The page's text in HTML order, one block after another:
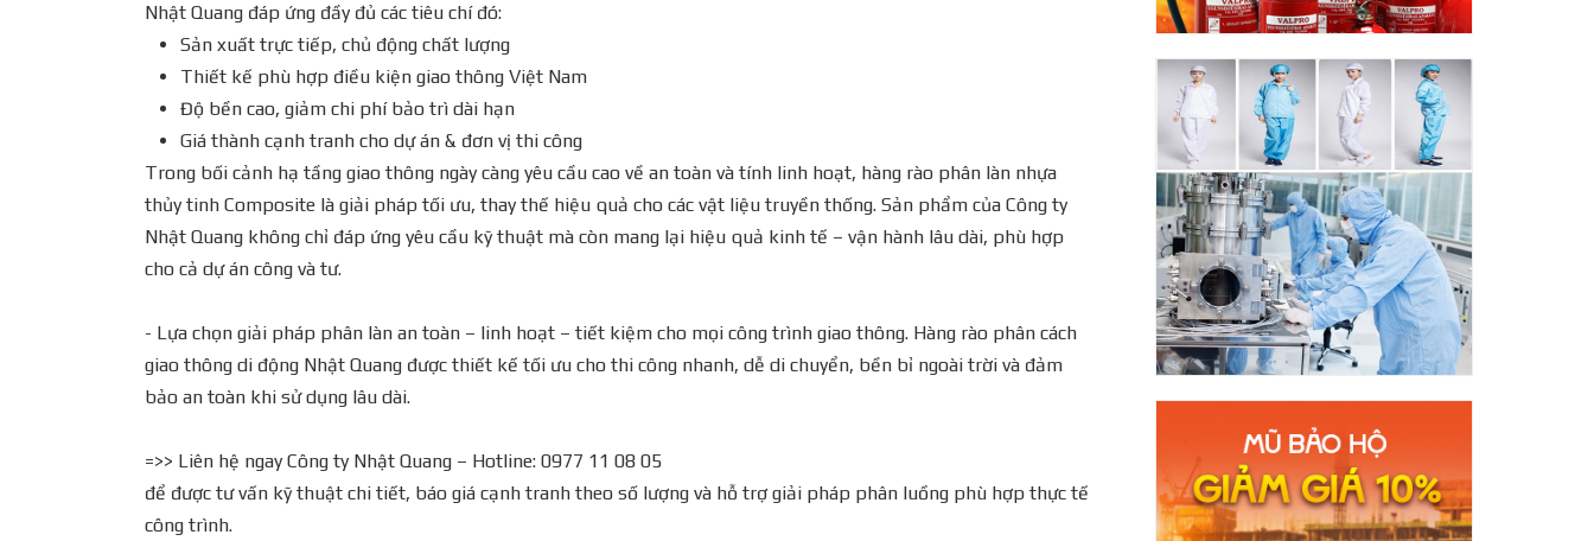
Nhật Quang đáp ứng đầy đủ các tiêu chí đó:
Sản xuất trực tiếp, chủ động chất lượng
Thiết kế phù hợp điều kiện giao thông Việt Nam
Độ bền cao, giảm chi phí bảo trì dài hạn
Giá thành cạnh tranh cho dự án & đơn vị thi công
Trong bối cảnh hạ tầng giao thông ngày càng yêu cầu cao về an toàn và tính linh hoạt, hàng rào phân làn nhựa
thủy tinh Composite là giải pháp tối ưu, thay thế hiệu quả cho các vật liệu truyền thống. Sản phẩm của Công ty
Nhật Quang không chỉ đáp ứng yêu cầu kỹ thuật mà còn mang lại hiệu quả kinh tế – vận hành lâu dài, phù hợp
cho cả dự án công và tư.
- Lựa chọn giải pháp phân làn an toàn – linh hoạt – tiết kiệm cho mọi công trình giao thông. Hàng rào phân cách
giao thông di động Nhật Quang được thiết kế tối ưu cho thi công nhanh, dễ di chuyển, bền bỉ ngoài trời và đảm
bảo an toàn khi sử dụng lâu dài.
=>> Liên hệ ngay Công ty Nhật Quang – Hotline: 0977 11 08 05
để được tư vấn kỹ thuật chi tiết, báo giá cạnh tranh theo số lượng và hỗ trợ giải pháp phân luồng phù hợp thực tế
công trình.